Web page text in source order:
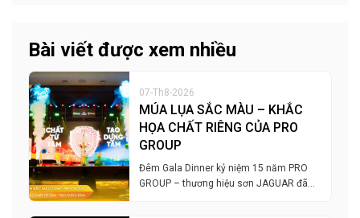
Bài viết được xem nhiều
07-Th8-2026
MÚA LỤA SẮC MÀU – KHẮC
HỌA CHẤT RIÊNG CỦA PRO
GROUP
Đêm Gala Dinner kỷ niệm 15 năm PRO
GROUP – thương hiệu sơn JAGUAR đã…